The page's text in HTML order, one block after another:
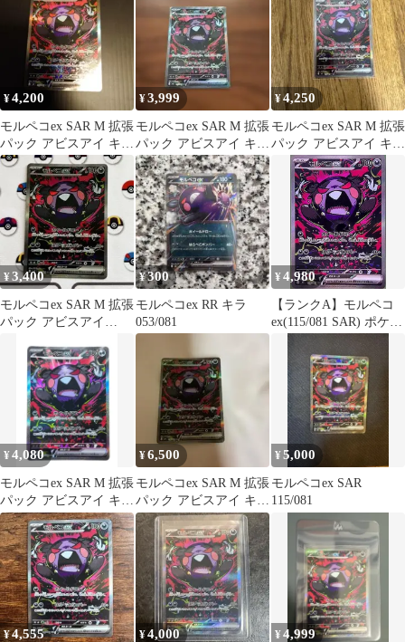
¥4,200
モルペコex SAR M 拡張
パック アビスアイ キラ
115/081
¥3,999
モルペコex SAR M 拡張
パック アビスアイ キラ
115/081
¥4,250
モルペコex SAR M 拡張
パック アビスアイ キラ
115/081
¥3,400
モルペコex SAR M 拡張
パック アビスアイ
¥300
モルペコex RR キラ
053/081
¥4,980
【ランクA】モルペコ
ex(115/081 SAR) ポケモ
¥4,080
モルペコex SAR M 拡張
パック アビスアイ キラ
115/081 美品
¥6,500
モルペコex SAR M 拡張
パック アビスアイ キラ
115/081
¥5,000
モルペコex SAR
115/081
¥4,555 ¥4,000 ¥4,999